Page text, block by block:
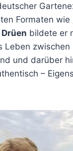
Formaten wie
bildete er
Leben
und darüber
–